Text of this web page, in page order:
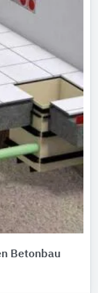
Betonbau